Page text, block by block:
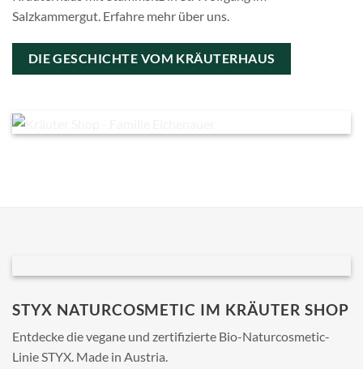
Salzkammergut. Erfahre mehr über uns.
DIE GESCHICHTE VOM KRÄUTERHAUS
STYX NATURCOSMETIC IM KRÄUTER SHOP
Entdecke die vegane und zertifizierte Bio-Naturcosmetic-
Linie STYX. Made in Austria.